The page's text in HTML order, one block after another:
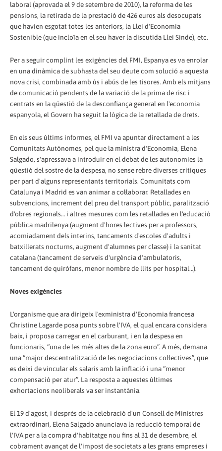
laboral (aprovada el 9 de setembre de 2010), la reforma de les
pensions, la retirada de la prestació de 426 euros als desocupats
que havien esgotat totes les anteriors, la Llei d'Economia
Sostenible (que incloïa en el seu haver la discutida Llei Sinde), etc.
Per a seguir complint les exigències del FMI, Espanya es va enrolar
en una dinàmica de subhasta del seu deute com solució a aquesta
nova crisi, combinada amb ús i abús de les tisores. Amb els mitjans
de comunicació pendents de la variació de la prima de risc i
centrats en la qüestió de la desconfiança general en l'economia
espanyola, el Govern ha seguit la lògica de la retallada de drets.
En els seus últims informes, el FMI va apuntar directament a les
Comunitats Autònomes, pel que la ministra d'Economia, Elena
Salgado, s'apressava a introduir en el debat de les autonomies la
qüestió del sostre de la despesa, no sense rebre diverses crítiques
per part d'alguns representants territorials. Comunitats com
Catalunya i Madrid es van animar a col·laborar. Retallades en
subvencions, increment del preu del transport públic, paralització
d'obres regionals… i altres mesures com les retallades en l'educació
pública madrilenya (augment d'hores lectives per a professors,
acomiadament dels interins, tancaments d'escoles d'adults i
batxillerats nocturns, augment d'alumnes per classe) i la sanitat
catalana (tancament de serveis d'urgència d'ambulatoris,
tancament de quiròfans, menor nombre de llits per hospital…).
Noves exigències
L'organisme que ara dirigeix l'exministra d'Economia francesa
Christine Lagarde posa punts sobre l'IVA, el qual encara considera
baix, i proposa carregar en el carburant, i en la despesa en
funcionaris, “una de les més altes de la zona euro”. A més, demana
una “major descentralització de les negociacions col·lectives”, que
es deixi de vincular els salaris amb la inflació i una “menor
compensació per atur”. La resposta a aquestes últimes
exhortacions neoliberals va ser instantània.
El 19 d'agost, i després de la celebració d'un Consell de Ministres
extraordinari, Elena Salgado anunciava la reducció temporal de
l'IVA per a la compra d'habitatge nou fins al 31 de desembre, el
cobrament avançat de l'impost de societats a les grans empreses i